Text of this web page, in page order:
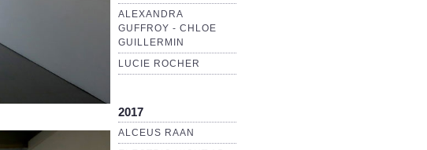
ALEXANDRA
GUFFROY - CHLOE
GUILLERMIN
LUCIE ROCHER
2017
ALCEUS RAAN